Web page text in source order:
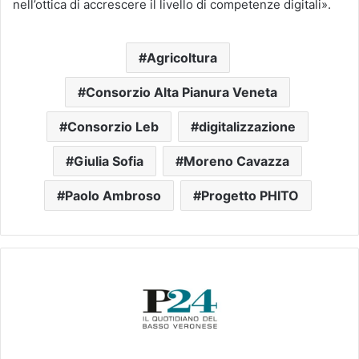
nell’ottica di accrescere il livello di competenze digitali».
Agricoltura
Consorzio Alta Pianura Veneta
Consorzio Leb digitalizzazione
Giulia Sofia Moreno Cavazza
Paolo Ambroso Progetto PHITO